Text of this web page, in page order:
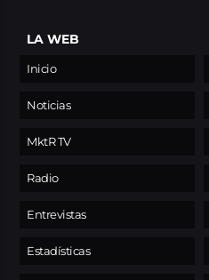
LA WEB
Inicio
Noticias
MktR TV
Radio
Entrevistas
Estadísticas